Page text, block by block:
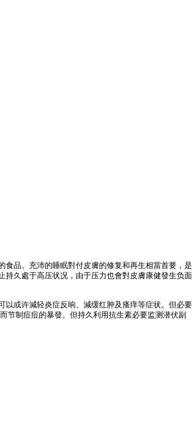
品。充沛的睡眠對付皮膚的修复和再生相當首要，是
持久處于高压状况，由于压力也會對皮膚康健發生负面
以或许減轻炎症反响、減缓红肿及瘙痒等症状。但必要
节制痘痘的暴發。但持久利用抗生素必要监测潜伏副